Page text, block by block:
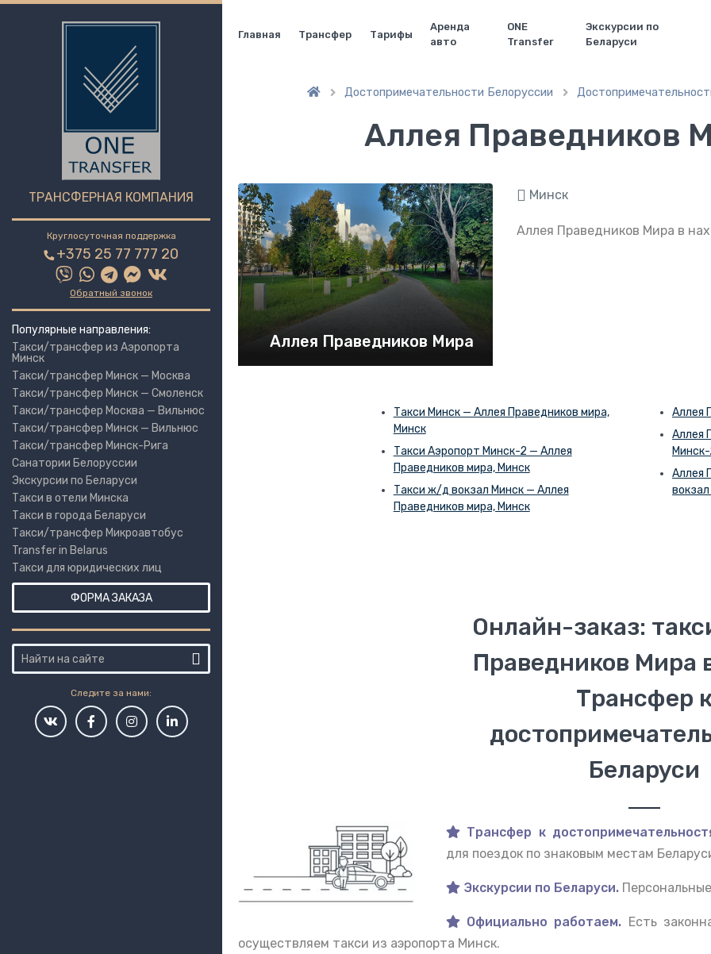
ТРАНСФЕРНАЯ КОМПАНИЯ
Круглосуточная поддержка
+375 25 77 777 20
Обратный звонок
Популярные направления:
Такси/трансфер из Аэропорта
Минск
Такси/трансфер Минск — Москва
Такси/трансфер Минск — Смоленск
Такси/трансфер Москва — Вильнюс
Такси/трансфер Минск — Вильнюс
Такси/трансфер Минск-Рига
Санатории Белоруссии
Экскурсии по Беларуси
Такси в отели Минска
Такси в города Беларуси
Такси/трансфер Микроавтобус
Transfer in Belarus
Такси для юридических лиц
ФОРМА ЗАКАЗА
Следите за нами:
Главная Трансфер Тарифы
Аренда
авто
ONE
Transfer
Экскурсии по
Беларуси
 Достопримечательности Белоруссии 
Аллея Праведников
Аллея Праведников Мира
Минск
Аллея Праведников Мира в
Такси Минск — Аллея Праведников мира,
Минск
Такси Аэропорт Минск-2 — Аллея
Праведников мира, Минск
Такси ж/д вокзал Минск — Аллея
Праведников мира, Минск
Аллея
Аллея
Аллея
Онлайн-заказ:
Праведников Мира
Трансфер
Беларуси
Трансфер к
для поездок по знаковым местам
Экскурсии по Беларуси.
Официально работаем. Есть
осуществляем такси из аэропорта Минск.